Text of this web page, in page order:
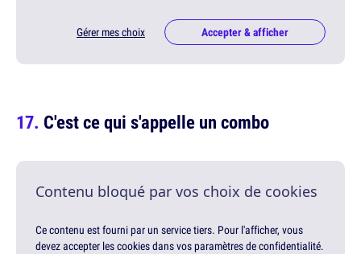
Gérer mes choix Accepter & afficher
C'est ce qui s'appelle un combo
Contenu bloqué par vos choix de cookies
Ce contenu est fourni par un service tiers. Pour l'afficher, vous
devez accepter les cookies dans vos paramètres de confidentialité.